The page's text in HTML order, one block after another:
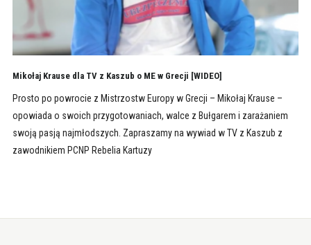
Mikołaj Krause dla TV z Kaszub o ME w Grecji [WIDEO]
Prosto po powrocie z Mistrzostw Europy w Grecji – Mikołaj Krause –
opowiada o swoich przygotowaniach, walce z Bułgarem i zarażaniem
swoją pasją najmłodszych. Zapraszamy na wywiad w TV z Kaszub z
zawodnikiem PCNP Rebelia Kartuzy